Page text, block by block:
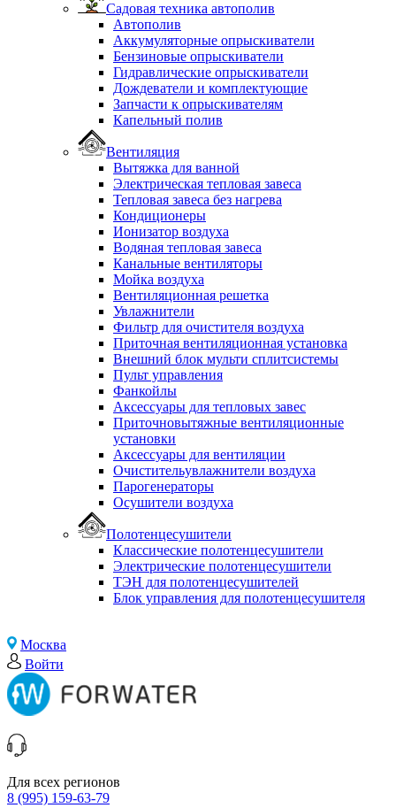
Садовая техника автополив
Автополив
Аккумуляторные опрыскиватели
Бензиновые опрыскиватели
Гидравлические опрыскиватели
Дождеватели и комплектующие
Запчасти к опрыскивателям
Капельный полив
Вентиляция
Вытяжка для ванной
Электрическая тепловая завеса
Тепловая завеса без нагрева
Кондиционеры
Ионизатор воздуха
Водяная тепловая завеса
Канальные вентиляторы
Мойка воздуха
Вентиляционная решетка
Увлажнители
Фильтр для очистителя воздуха
Приточная вентиляционная установка
Внешний блок мульти сплитсистемы
Пульт управления
Фанкойлы
Аксессуары для тепловых завес
Приточновытяжные вентиляционные
установки
Аксессуары для вентиляции
Очистительувлажнители воздуха
Парогенераторы
Осушители воздуха
Полотенцесушители
Классические полотенцесушители
Электрические полотенцесушители
ТЭН для полотенцесушителей
Блок управления для полотенцесушителя
Москва
Войти
Для всех регионов
8 (995) 159-63-79